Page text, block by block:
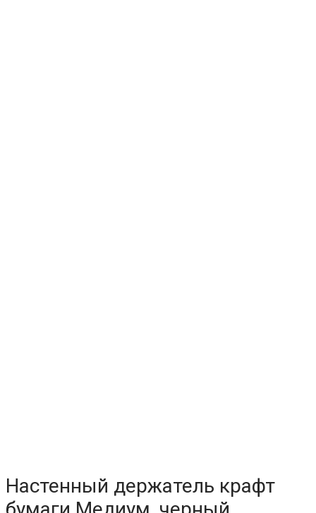
Настенный держатель крафт